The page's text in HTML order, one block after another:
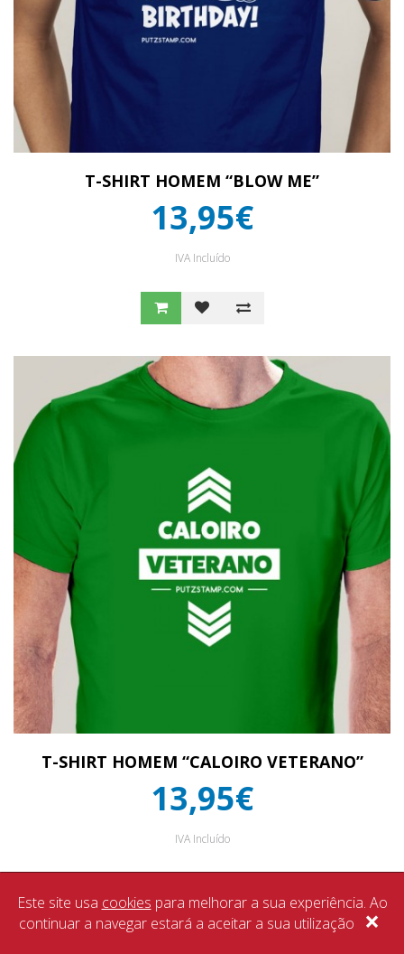
T-SHIRT HOMEM “BLOW ME”
13,95€
IVA Incluído
T-SHIRT HOMEM “CALOIRO VETERANO”
13,95€
IVA Incluído
Este site usa cookies para melhorar a sua experiência. Ao
continuar a navegar estará a aceitar a sua utilização ×